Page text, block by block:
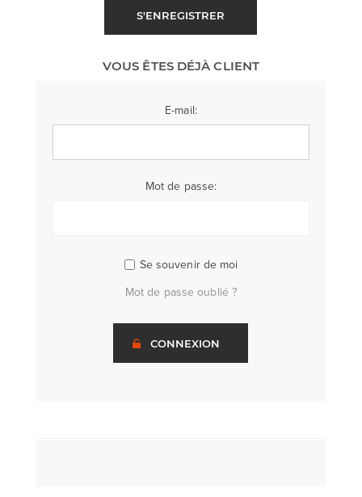
S'ENREGISTRER
VOUS ÊTES DÉJÀ CLIENT
E-mail:
Mot de passe:
Se souvenir de moi
Mot de passe oublié ?
CONNEXION